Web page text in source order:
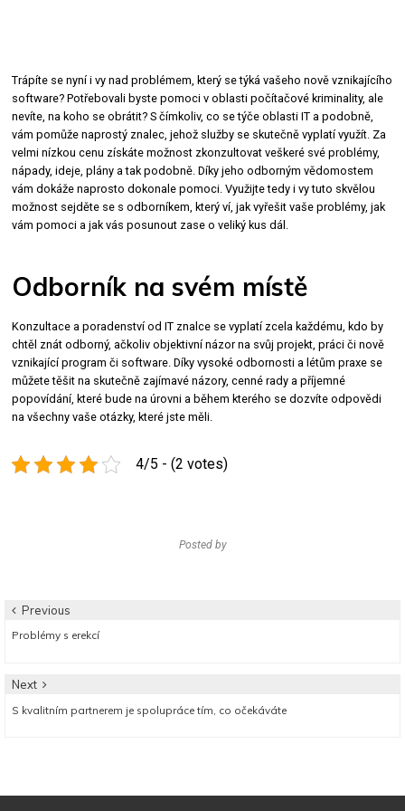
Trápíte se nyní i vy nad problémem, který se týká vašeho nově vznikajícího
software? Potřebovali byste pomoci v oblasti počítačové kriminality, ale
nevíte, na koho se obrátit? S čímkoliv, co se týče oblasti IT a podobně,
vám pomůže naprostý znalec, jehož služby se skutečně vyplatí využít. Za
velmi nízkou cenu získáte možnost zkonzultovat veškeré své problémy,
nápady, ideje, plány a tak podobně. Díky jeho odborným vědomostem
vám dokáže naprosto dokonale pomoci. Využijte tedy i vy tuto skvělou
možnost sejděte se s odborníkem, který ví, jak vyřešit vaše problémy, jak
vám pomoci a jak vás posunout zase o veliký kus dál.
Odborník na svém místě
Konzultace a poradenství od IT znalcese vyplatí zcela každému, kdo by
chtěl znát odborný, ačkoliv objektivní názor na svůj projekt, práci či nově
vznikající program či software. Díky vysoké odbornosti a létům praxe se
můžete těšit na skutečně zajímavé názory, cenné rady a příjemné
popovídání, které bude na úrovni a během kterého se dozvíte odpovědi
na všechny vaše otázky, které jste měli.
4/5 - (2 votes)
Posted by
Navigace
pro
příspěvek
Previous
Previous
Problémy s erekcí
Next
Next
S kvalitním partnerem je spolupráce tím, co očekáváte